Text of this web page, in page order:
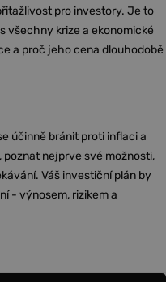
pro investory. Je to
všechny krize a ekonomické
a proč jeho cena dlouhodobě
účinně bránit proti inflaci a
nejprve své možnosti,
Váš investiční plán by
- výnosem, rizikem a